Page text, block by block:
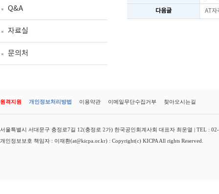
Q&A
자료실
문의처
다음글 AT자
원격지원 개인정보처리방법 이용약관 이메일무단수집거부 찾아오시는길
서울특별시 서대문구 충정로7길 12(충정로 2가) 한국공인회계사회 대표자 최운열 | TEL :
개인정보보호 책임자 : 이재환(at@kicpa.or.kr) : Copyright(c) KICPA All rights Reserved.